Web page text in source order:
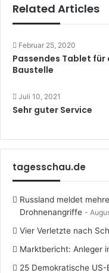
Related Articles
Februar 25, 2020
Passendes Tablet für
Baustelle
Juli 10, 2021
Sehr guter Service
tagesschau.de
Russland meldet
Drohnenangriffe
Vier Verletzte nach
Marktbericht: Anleger
25 Demokratische